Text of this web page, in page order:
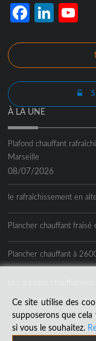
FacebookLinkedIn
À LA UNE
Plafond chauffant
Marseille
08/07/2026
le rafraîchissement en
Plancher chauffant
Plancher chauffant à
Ce site utilise des
supposerons que
si vous le souhaitez.